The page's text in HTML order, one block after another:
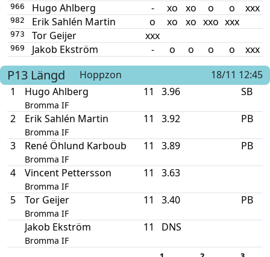
966 Hugo Ahlberg - xo xo o o xxx
982 Erik Sahlén Martin o xo xo xxo xxx
973 Tor Geijer xxx
969 Jakob Ekström - o o o o xxx
P13 Längd Hoppzon
18/11 12:45
1
Hugo Ahlberg
Bromma IF
11 3.96 SB
2 Erik Sahlén Martin
Bromma IF
11 3.92 PB
3 René Öhlund Karboub
Bromma IF
11 3.89 PB
4 Vincent Pettersson
Bromma IF
11 3.63
5 Tor Geijer
Bromma IF
11 3.40 PB
Jakob Ekström
Bromma IF
11 DNS